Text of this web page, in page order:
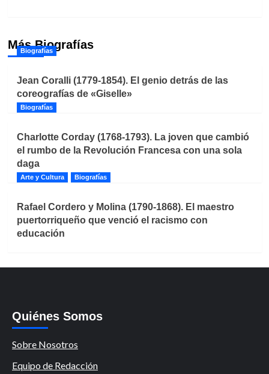
Más Biografías
Biografías
Jean Coralli (1779-1854). El genio detrás de las
coreografías de «Giselle»
Biografías
Charlotte Corday (1768-1793). La joven que cambió
el rumbo de la Revolución Francesa con una sola
daga
Arte y Cultura Biografías
Rafael Cordero y Molina (1790-1868). El maestro
puertorriqueño que venció el racismo con
educación
Quiénes Somos
Sobre Nosotros
Equipo de Redacción